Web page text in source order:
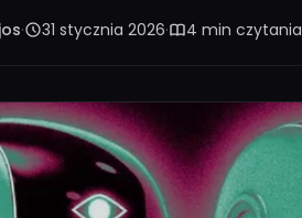
· 31 stycznia 2026· 4 min czytania